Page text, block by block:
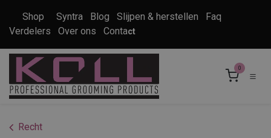
Shop Syntra Blog Slijpen & herstellen
Faq
Verdelers
Over ons Contact
0
Recht